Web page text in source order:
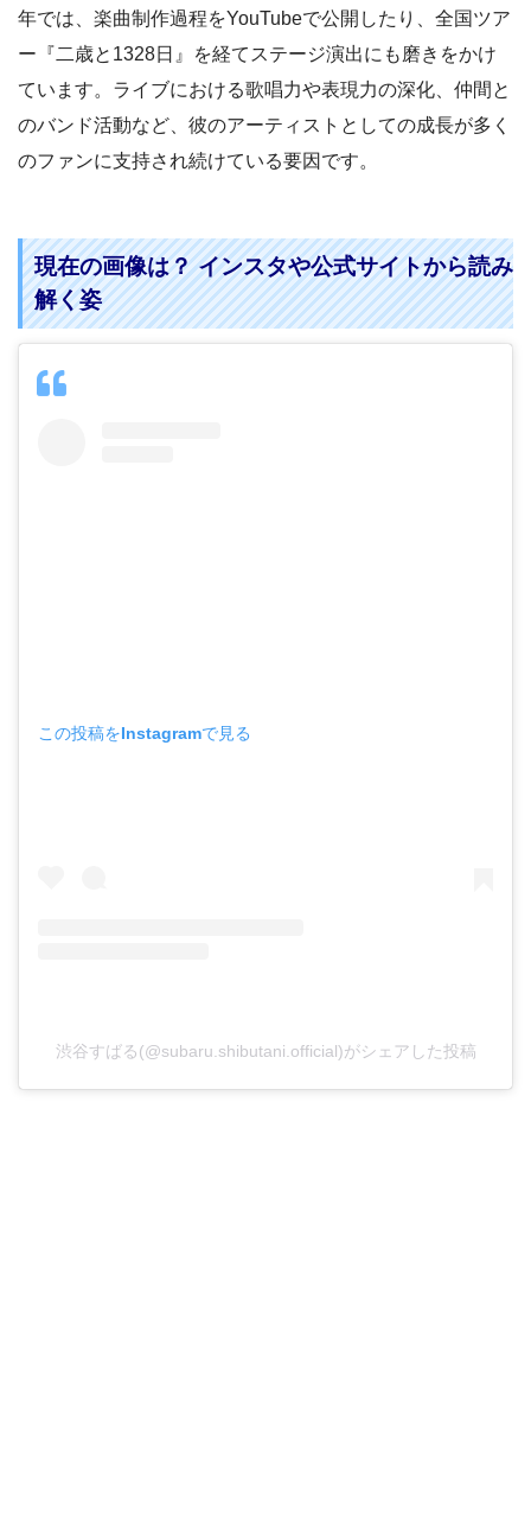
年では、楽曲制作過程をYouTubeで公開したり、全国ツア
ー『二歳と1328日』を経てステージ演出にも磨きをかけ
ています。ライブにおける歌唱力や表現力の深化、仲間と
のバンド活動など、彼のアーティストとしての成長が多く
のファンに支持され続けている要因です。
現在の画像は？ インスタや公式サイトから読み
解く姿
この投稿をInstagramで見る
渋谷すばる(@subaru.shibutani.official)がシェアした投稿